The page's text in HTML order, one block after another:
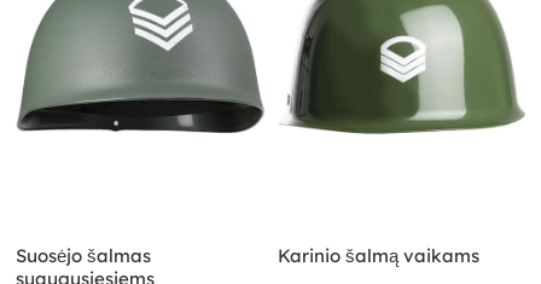
Suosėjo šalmas
suaugusiesiems
Karinio šalmą vaikams